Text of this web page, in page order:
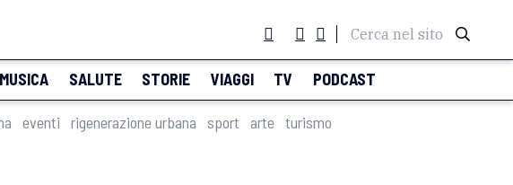
Cerca nel sito
MUSICA SALUTE STORIE VIAGGI TV PODCAST
eventi rigenerazione urbana sport arte turismo